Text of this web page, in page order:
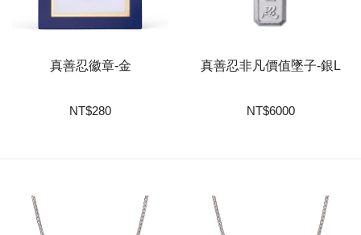
真善忍徽章-金
NT$280
真善忍非凡價值墜子-銀L
NT$6000